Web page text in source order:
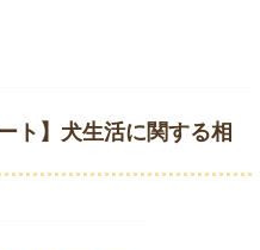
ト】犬生活に関する相